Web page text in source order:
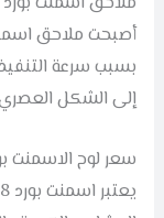
أصبحت ملاحق
بسبب سرعة التنفيذ
إلى الشكل العصري
سعر لوح الاسمنت بورد